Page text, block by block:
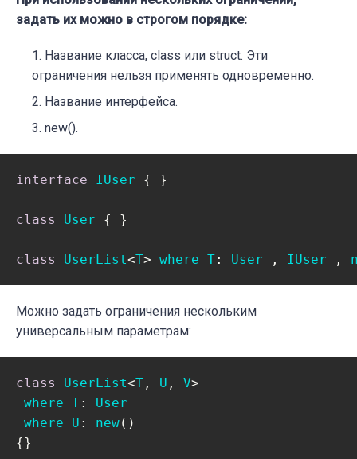
задать их можно в строгом порядке:
Название класса, class или struct. Эти
ограничения нельзя применять одновременно.
Название интерфейса.
new().
interface IUser { }
class User { }
class UserList<T> where T: User , IUser ,
Можно задать ограничения нескольким
универсальным параметрам:
class UserList<T , U , V>
where T: User
where
U : new()